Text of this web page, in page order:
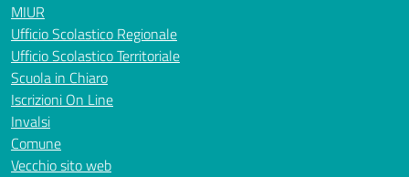
MIUR
Ufficio Scolastico Regionale
Ufficio Scolastico Territoriale
Scuola in Chiaro
Iscrizioni On Line
Invalsi
Comune
Vecchio sito web